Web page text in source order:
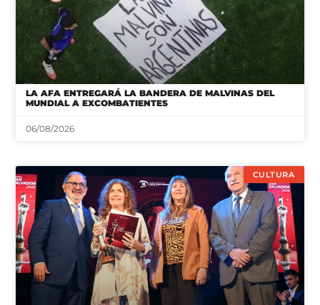
LA AFA ENTREGARÁ LA BANDERA DE MALVINAS DEL
MUNDIAL A EXCOMBATIENTES
06/08/2026
CULTURA